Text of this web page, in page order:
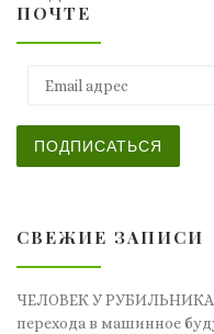
ПОЧТЕ
ПОДПИСАТЬСЯ
СВЕЖИЕ ЗАПИСИ
ЧЕЛОВЕК У РУБИЛЬНИКА.
перехода в машинное